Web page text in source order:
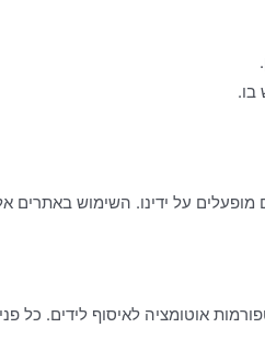
בו.
על ידינו. השימוש באתרים